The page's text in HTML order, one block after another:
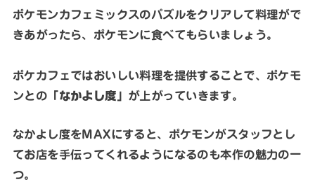
ポケモンカフェミックスのパズルをクリアして料理がで
きあがったら、ポケモンに食べてもらいましょう。
ポケカフェではおいしい料理を提供することで、ポケモ
ンとの 「なかよし度」 が上がっていきます。
なかよし度をMAXにすると、ポケモンがスタッフとし
てお店を手伝ってくれるようになるのも本作の魅力の一
つ。